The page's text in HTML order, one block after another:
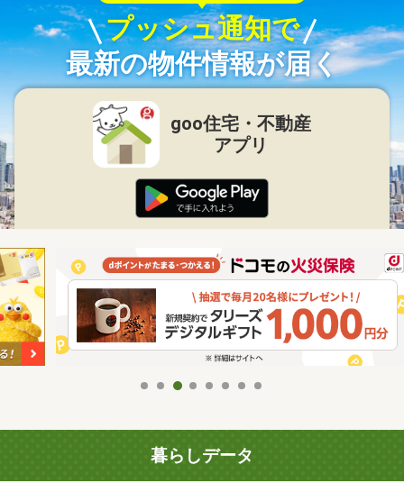
プッシュ通知で
最新の物件情報が届く
goo住宅・不動産
アプリ
暮らしデータ